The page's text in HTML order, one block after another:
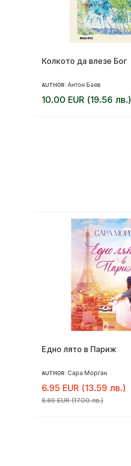
Колкото да влезе Бог
AUTHOR: Антон Баев
10.00 EUR (19.56 лв.)
Едно лято в Париж
AUTHOR: Сара Морган
6.95 EUR (13.59 лв.)
8.69 EUR (17.00 лв.)